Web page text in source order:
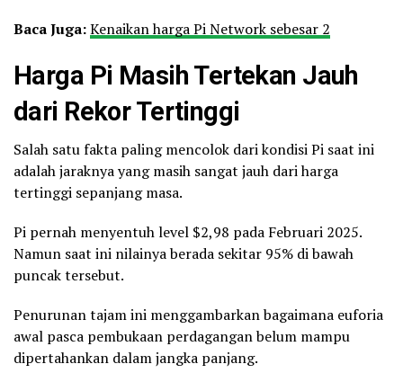
Baca Juga:Kenaikan harga Pi Network sebesar 2
Harga Pi Masih Tertekan Jauh
dari Rekor Tertinggi
Salah satu fakta paling mencolok dari kondisi Pi saat ini
adalah jaraknya yang masih sangat jauh dari harga
tertinggi sepanjang masa.
Pi pernah menyentuh level $2,98 pada Februari 2025.
Namun saat ini nilainya berada sekitar 95% di bawah
puncak tersebut.
Penurunan tajam ini menggambarkan bagaimana euforia
awal pasca pembukaan perdagangan belum mampu
dipertahankan dalam jangka panjang.